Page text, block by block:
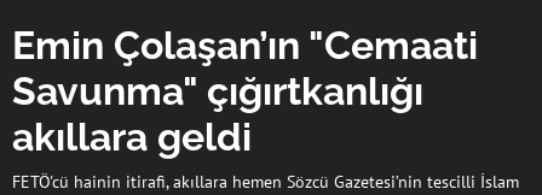
Emin Çolaşan’ın "Cemaati
Savunma" çığırtkanlığı
akıllara geldi
FETÖ'cü hainin itirafi, akıllara hemen Sözcü Gazetesi’nin tescilli İslam